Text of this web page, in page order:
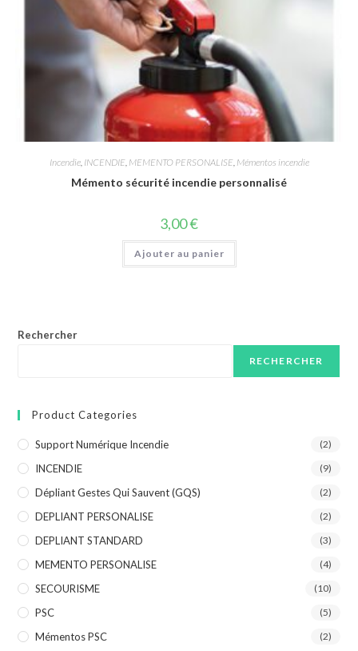
Incendie, INCENDIE, MEMENTO PERSONALISE, Mémentos incendie
Mémento sécurité incendie personnalisé
3,00€
Ajouter au panier
Rechercher
RECHERCHER
Product Categories
Support Numérique Incendie (2)
INCENDIE (9)
Dépliant Gestes Qui Sauvent (GQS) (2)
DEPLIANT PERSONALISE (2)
DEPLIANT STANDARD (3)
MEMENTO PERSONALISE (4)
SECOURISME (10)
PSC (5)
Mémentos PSC (2)